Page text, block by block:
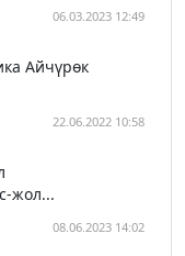
06.03.2023 12:49
Айчүрөк
22.06.2022 10:58
жол...
08.06.2023 14:02